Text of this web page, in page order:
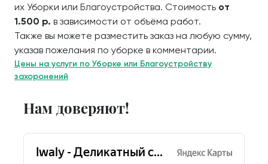
их Уборки или Благоустройства. Стоимость от
1.500 р. в зависимости от объёма работ.
Также вы можете разместить заказ на любую сумму,
указав пожелания по уборке в комментарии.
Цены на услуги по Уборке или Благоустройству
захоронений
Нам доверяют!